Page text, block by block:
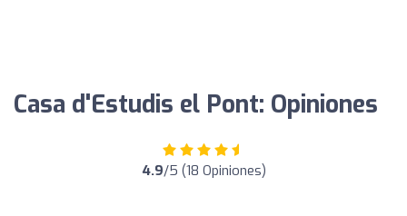
Casa d'Estudis el Pont: Opiniones
4.9/5 (18 Opiniones)